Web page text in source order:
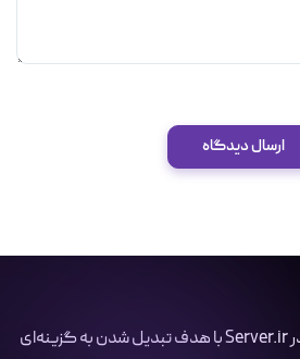
ارسال دیدگاه
بیش از یک دهه است که در Server.ir با هدف تبدیل شدن به گزینه‌ای